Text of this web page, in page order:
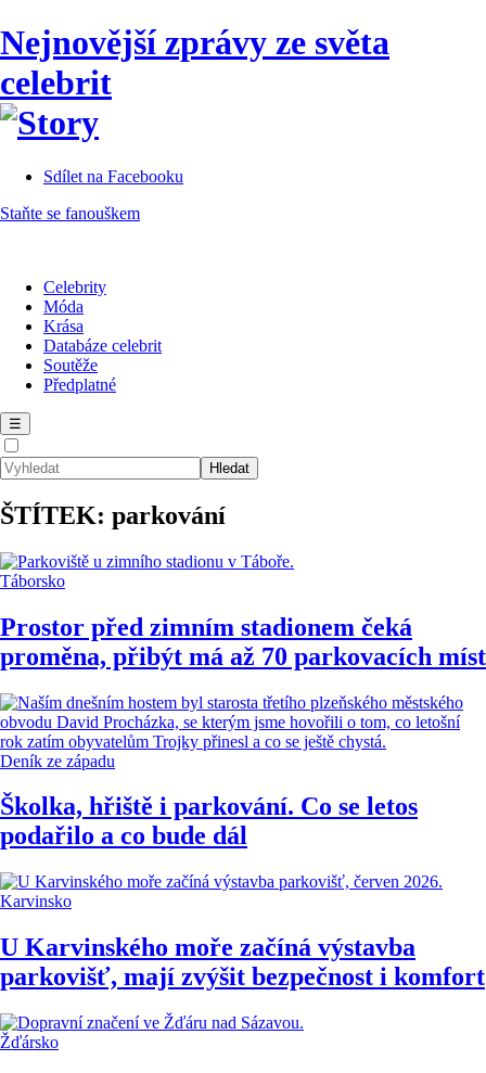
Nejnovější zprávy ze světa
celebrit
Sdílet na Facebooku
Staňte se fanouškem
Celebrity
Móda
Krása
Databáze celebrit
Soutěže
Předplatné
☰
ŠTÍTEK: parkování
Táborsko
Prostor před zimním stadionem čeká
proměna, přibýt má až 70 parkovacích míst
Deník ze západu
Školka, hřiště i parkování. Co se letos
podařilo a co bude dál
Karvinsko
U Karvinského moře začíná výstavba
parkovišť, mají zvýšit bezpečnost i komfort
Žďársko